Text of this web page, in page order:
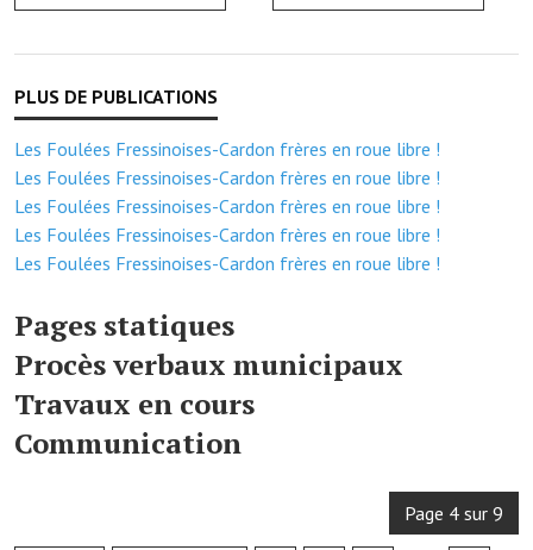
Communauté de communes
Autres groupements
Les réseaux partenaires
L'association des maires
Le conseil départemental
VILLE PRATIQUE
Les Foulées Fressinoises-Cardon frères en roue libre !
Les Foulées Fressinoises-Cardon frères en roue libre !
Les Foulées Fressinoises-Cardon frères en roue libre !
Les Foulées Fressinoises-Cardon frères en roue libre !
Les Foulées Fressinoises-Cardon frères en roue libre !
Pages statiques
Procès verbaux municipaux
Travaux en cours
Communication
Page 4 sur 9